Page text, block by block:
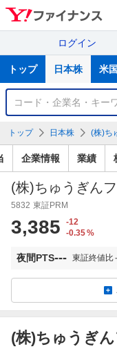
ログイン
サ
トップ 日本株 米
銘
検
トップ 日本株 (株)ち
企業情報 業績
(株)ちゅうぎん
5832 東証PRM
3,385
-12
-0.35%
夜間PTS--- 東証終値比
(株)ちゅうぎ